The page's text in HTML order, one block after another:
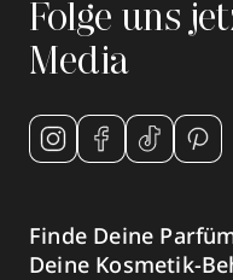
Folge uns
Media
Finde Deine
Deine Kosmetik-